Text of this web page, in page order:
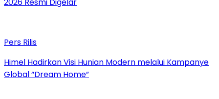
Pers Rilis
Himel Hadirkan Visi Hunian Modern melalui Kampanye
Global “Dream Home”